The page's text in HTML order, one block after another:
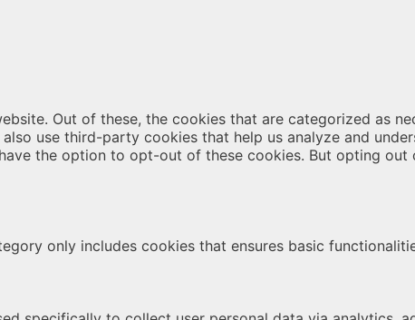
Out of these, the cookies that are categorized as
use third-party cookies that help us analyze and
the option to opt-out of these cookies. But opting
only includes cookies that ensures basic